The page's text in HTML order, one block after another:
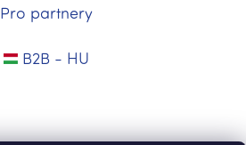
Pro partnery
B2B - HU